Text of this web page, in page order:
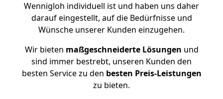
Wennigloh individuell ist und haben uns daher
darauf eingestellt, auf die Bedürfnisse und
Wünsche unserer Kunden einzugehen.
Wir bieten maßgeschneiderte Lösungen und
sind immer bestrebt, unseren Kunden den
besten Service zu den besten Preis-Leistungen
zu bieten.